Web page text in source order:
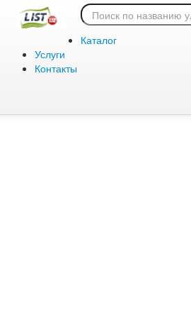
Каталог
Услуги
Контакты
Ошибка